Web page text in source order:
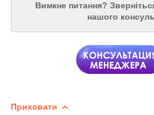
Вимкне питання?
нашого
Приховати